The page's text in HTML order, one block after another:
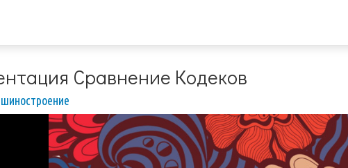
Сравнение Кодеков